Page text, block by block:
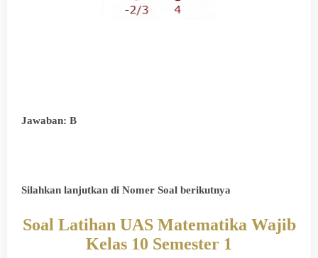
Jawaban: B
Silahkan lanjutkan di Nomer Soal berikutnya
Soal Latihan UAS Matematika Wajib
Kelas 10 Semester 1